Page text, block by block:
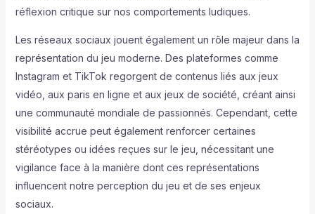
réflexion critique sur nos comportements ludiques.
Les réseaux sociaux jouent également un rôle majeur dans la
représentation du jeu moderne. Des plateformes comme
Instagram et TikTok regorgent de contenus liés aux jeux
vidéo, aux paris en ligne et aux jeux de société, créant ainsi
une communauté mondiale de passionnés. Cependant, cette
visibilité accrue peut également renforcer certaines
stéréotypes ou idées reçues sur le jeu, nécessitant une
vigilance face à la manière dont ces représentations
influencent notre perception du jeu et de ses enjeux
sociaux.